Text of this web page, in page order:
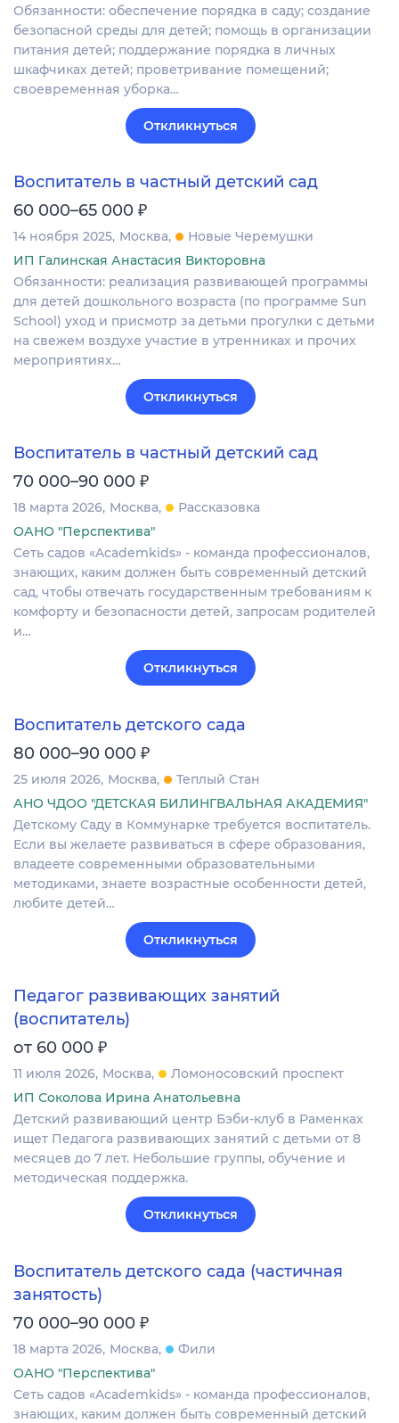
Обязанности: обеспечение порядка в саду; создание
безопасной среды для детей; помощь в организации
питания детей; поддержание порядка в личных
шкафчиках детей; проветривание помещений;
своевременная уборка…
Откликнуться
Воспитатель в частный детский сад
60 000–65 000 ₽
14 ноября 2025 Москва
Новые Черемушки
ИП Галинская Анастасия Викторовна
Обязанности: реализация развивающей программы
для детей дошкольного возраста (по программе Sun
School) уход и присмотр за детьми прогулки с детьми
на свежем воздухе участие в утренниках и прочих
мероприятиях…
Откликнуться
Воспитатель в частный детский сад
70 000–90 000 ₽
18 марта 2026 Москва
Рассказовка
ОАНО "Перспектива"
Сеть садов «Academkids» - команда профессионалов,
знающих, каким должен быть современный детский
сад, чтобы отвечать государственным требованиям к
комфорту и безопасности детей, запросам родителей
и…
Откликнуться
Воспитатель детского сада
80 000–90 000 ₽
25 июля 2026 Москва
Теплый Стан
АНО ЧДОО "ДЕТСКАЯ БИЛИНГВАЛЬНАЯ АКАДЕМИЯ"
Детскому Саду в Коммунарке требуется воспитатель.
Если вы желаете развиваться в сфере образования,
владеете современными образовательными
методиками, знаете возрастные особенности детей,
любите детей…
Откликнуться
Педагог развивающих занятий
(воспитатель)
от 60 000 ₽
11 июля 2026 Москва
Ломоносовский проспект
ИП Соколова Ирина Анатольевна
Детский развивающий центр Бэби-клуб в Раменках
ищет Педагога развивающих занятий с детьми от 8
месяцев до 7 лет. Небольшие группы, обучение и
методическая поддержка.
Откликнуться
Воспитатель детского сада (частичная
занятость)
70 000–90 000 ₽
18 марта 2026 Москва
Фили
ОАНО "Перспектива"
Сеть садов «Academkids» - команда профессионалов,
знающих, каким должен быть современный детский